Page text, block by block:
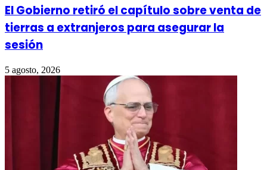
El Gobierno retiró el capítulo sobre venta de
tierras a extranjeros para asegurar la
sesión
5 agosto, 2026